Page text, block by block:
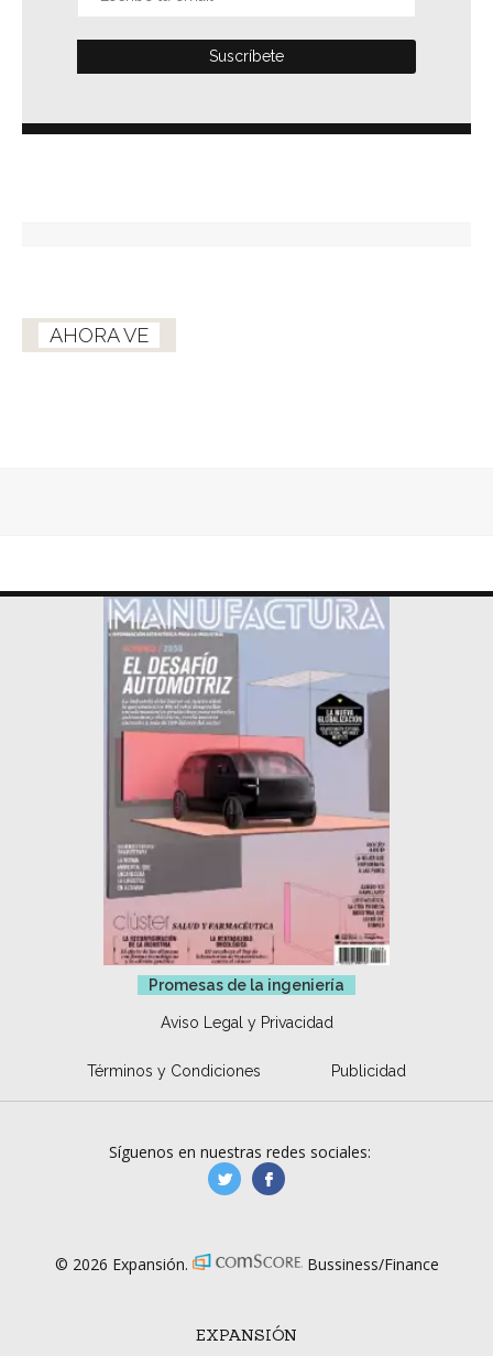
AHORA VE
Promesas de la ingeniería
Aviso Legal y Privacidad
Términos y Condiciones Publicidad
EXPANSIÓN
Síguenos en nuestras redes sociales:
manufacturaGE
© 2026 Expansión. Bussiness/Finance